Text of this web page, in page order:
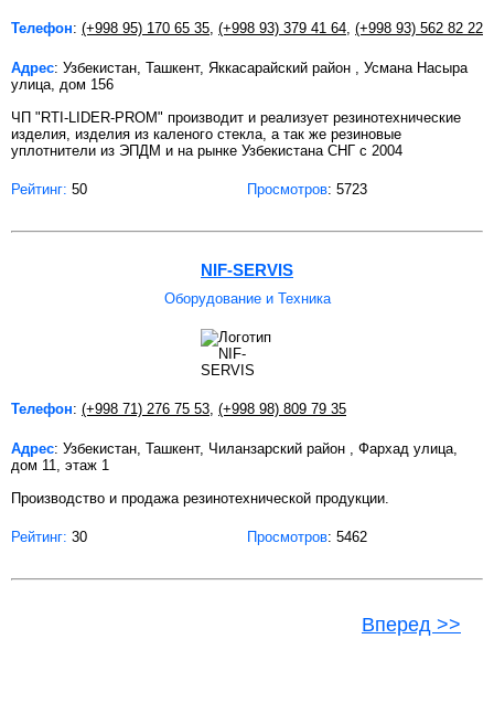
Телефон: (+998 95) 170 65 35, (+998 93) 379 41 64, (+998 93) 562 82 22
Адрес: Узбекистан, Ташкент, Яккасарайский район , Усмана Насыра
улица, дом 156
ЧП "RTI-LIDER-PROM" производит и реализует резинотехнические
изделия, изделия из каленого стекла, а так же резиновые
уплотнители из ЭПДМ и на рынке Узбекистана СНГ с 2004
Рейтинг: 50 Просмотров: 5723
NIF-SERVIS
Оборудование и Техника
Телефон: (+998 71) 276 75 53, (+998 98) 809 79 35
Адрес: Узбекистан, Ташкент, Чиланзарский район , Фархад улица,
дом 11, этаж 1
Производство и продажа резинотехнической продукции.
Рейтинг: 30 Просмотров: 5462
Вперед >>